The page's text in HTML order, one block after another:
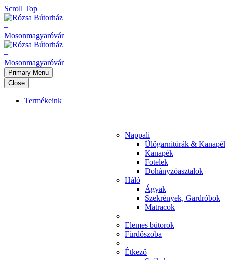
Scroll Top
Primary Menu
Close
Termékeink
Nappali
Ülőgarnitúrák &
Kanapék
Fotelek
Dohányzóasztalok
Háló
Ágyak
Szekrények, Gardróbok
Matracok
Elemes bútorok
Fürdőszoba
Étkező